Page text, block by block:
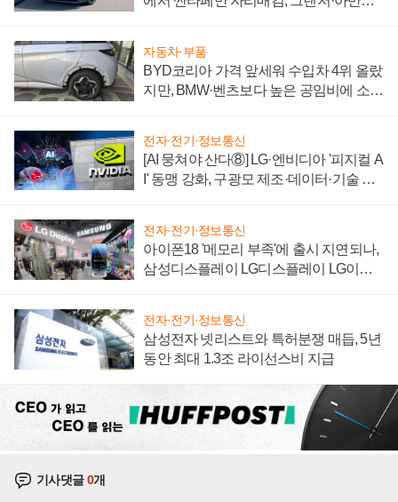
자동차·부품
BYD코리아 가격 앞세워 수입차 4위 올랐
지만, BMW·벤츠보다 높은 공임비에 소비
전자·전기·정보통신
[AI 뭉쳐야 산다⑧] LG·엔비디아 '피지컬 A
I' 동맹 강화, 구광모 제조·데이터·기술 결
전자·전기·정보통신
아이폰18 '메모리 부족'에 출시 지연되나,
삼성디스플레이 LG디스플레이 LG이노
전자·전기·정보통신
삼성전자 넷리스트와 특허분쟁 매듭, 5년
동안 최대 1.3조 라이선스비 지급
기사댓글0개